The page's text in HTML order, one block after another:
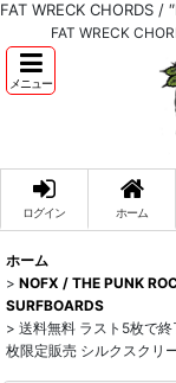
FAT WRECK CHORDS /
FAT WRECK
メニュー
ログイン ホーム
ホーム
> NOFX / THE PUNK
SURFBOARDS
> 送料無料 ラスト5枚で
枚限定販売 シルクスクリ